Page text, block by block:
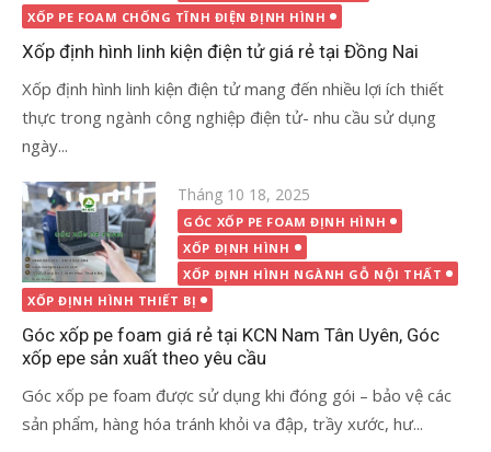
XỐP PE FOAM CHỐNG TĨNH ĐIỆN ĐỊNH HÌNH
Xốp định hình linh kiện điện tử giá rẻ tại Đồng Nai
Xốp định hình linh kiện điện tử mang đến nhiều lợi ích thiết
thực trong ngành công nghiệp điện tử- nhu cầu sử dụng
ngày...
Đăng
vào
Tháng 10 18, 2025
GÓC XỐP PE FOAM ĐỊNH HÌNH
XỐP ĐỊNH HÌNH
XỐP ĐỊNH HÌNH NGÀNH GỖ NỘI THẤT
XỐP ĐỊNH HÌNH THIẾT BỊ
Góc xốp pe foam giá rẻ tại KCN Nam Tân Uyên, Góc
xốp epe sản xuất theo yêu cầu
Góc xốp pe foam được sử dụng khi đóng gói – bảo vệ các
sản phẩm, hàng hóa tránh khỏi va đập, trầy xước, hư...